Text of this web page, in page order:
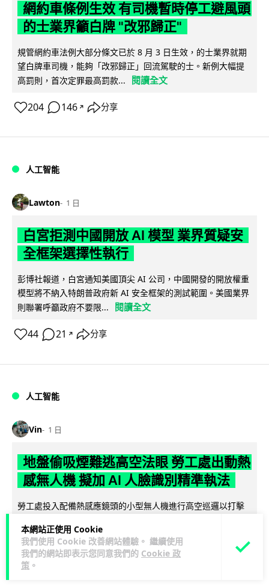
本網站正使用 Cookie
我們使用 Cookie 改善網站體驗。 繼續使用
我們的網站即表示您同意我們的 Cookie 政
策 。
網約車條例生效 有司機暫時停工避風頭
的士業界籲白牌 "改邪歸正"
規管網約車法例大部分條文已於 8 月 3 日生效，的士業界就期
望白牌車司機，能夠「改邪歸正」回流駕駛的士。新例大幅提
高罰則，首次定罪最高罰款...
閱讀全文
204 146 ↗ 分享
人工智能
Lawton 1 日
白宮拒測中國開放 AI 模型 業界質疑安
全框架選擇性執行
彭博社報道，白宮通知美國頂尖 AI 公司，中國開發的開放權重
模型將不納入特朗普政府新 AI 安全框架的測試範圍。美國業界
則聯署呼籲政府不要限...
閱讀全文
44 21 ↗ 分享
人工智能
Vin 1 日
地盤偷吸煙難逃高空法眼 勞工處出動熱
感無人機 擬加 AI 人臉識別精準執法
勞工處投入配備熱感應鏡頭的小型無人機進行高空巡邏以打擊
分析功能，結合三大技術進一...
閱讀全文
246 55 分享